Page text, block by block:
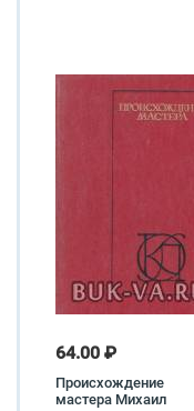
64.00 ₽
Происхождение
мастера Михаил